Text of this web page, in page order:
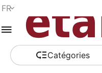
FR
Сatégories
Menu Recherche
rapide